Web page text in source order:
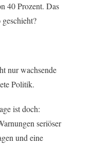
40 Prozent. Das
nur wachsende
Politik.
ist doch:
seriöser
und eine